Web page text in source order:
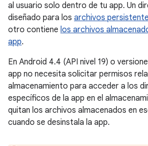
al usuario solo dentro de tu app. Un
diseñado para los archivos
otro contiene los archivos
app.
En Android 4.4 (API nivel 19) o
app no necesita solicitar permisos
almacenamiento para acceder a los
específicos de la app en el
quitan los archivos almacenados en
cuando se desinstala la app.